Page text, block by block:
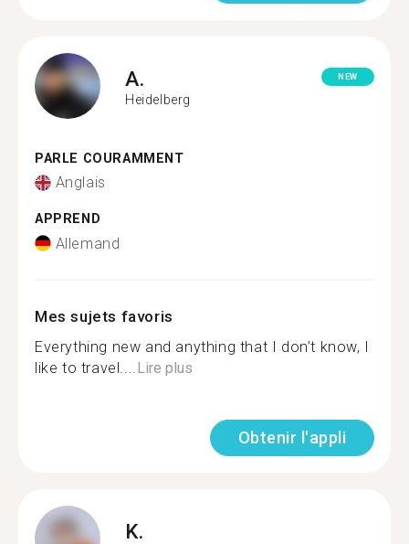
A.
Heidelberg
NEW
PARLE COURAMMENT
Anglais
APPREND
Allemand
Mes sujets favoris
Everything new and anything that I don’t know, I
like to travel.... Lire plus
Obtenir l'appli
K.